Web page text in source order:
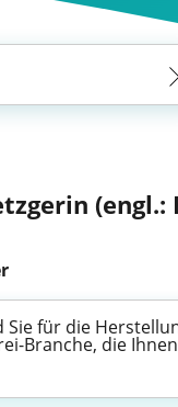
(engl.:
für die
Branche, die